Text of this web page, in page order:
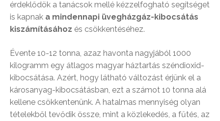
érdeklődök a tanácsok mellé kézzelfogható segítséget
is kapnak a mindennapi üvegházgáz-kibocsátás
kiszámításához és csökkentéséhez.
Évente 10-12 tonna, azaz havonta nagyjából 1000
kilogramm egy átlagos magyar háztartás széndioxid-
kibocsátása. Azért, hogy látható változást érjünk el a
károsanyag-kibocsátásban, ezt a számot 10 tonna alá
kellene csökkentenünk. A hatalmas mennyiség olyan
tételekből tevődik össze, mint a közlekedés, a fűtés, az